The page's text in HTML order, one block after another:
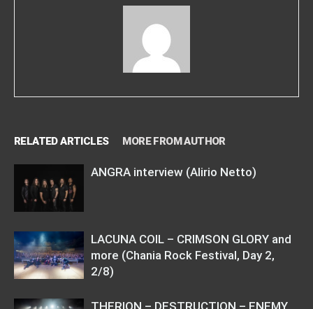
RELATED ARTICLES MORE FROM AUTHOR
ANGRA interview (Alirio Netto)
LACUNA COIL – CRIMSON GLORY and
more (Chania Rock Festival, Day 2,
2/8)
THERION – DESTRUCTION – ENEMY